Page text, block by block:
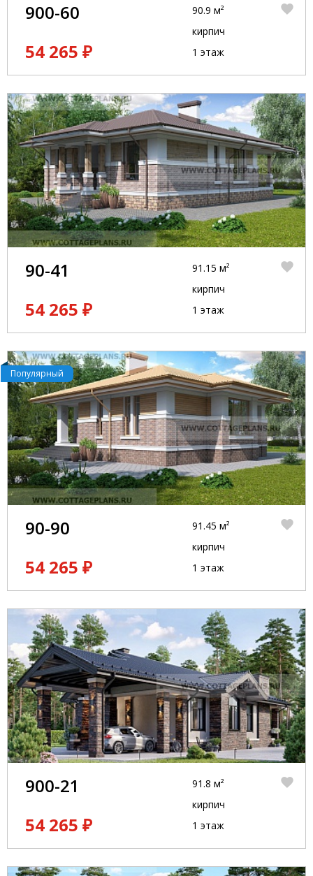
900-60
54 265 ₽
90.9 м²
кирпич
1 этаж
90-41
54 265 ₽
91.15 м²
кирпич
1 этаж
Популярный
90-90
54 265 ₽
91.45 м²
кирпич
1 этаж
900-21
54 265 ₽
91.8 м²
кирпич
1 этаж